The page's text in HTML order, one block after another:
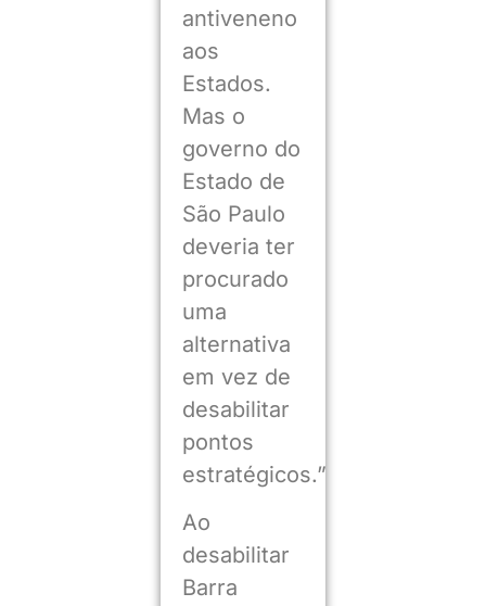
antiveneno
aos
Estados.
Mas o
governo do
Estado de
São Paulo
deveria ter
procurado
uma
alternativa
em vez de
desabilitar
pontos
estratégicos.”
Ao
desabilitar
Barra